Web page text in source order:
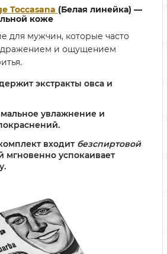
Toccasana (Белая линейка) —
коже
для мужчин, которые часто
и ощущением
экстракты овса и
увлажнение и
входит безспиртовой
мгновенно успокаивает